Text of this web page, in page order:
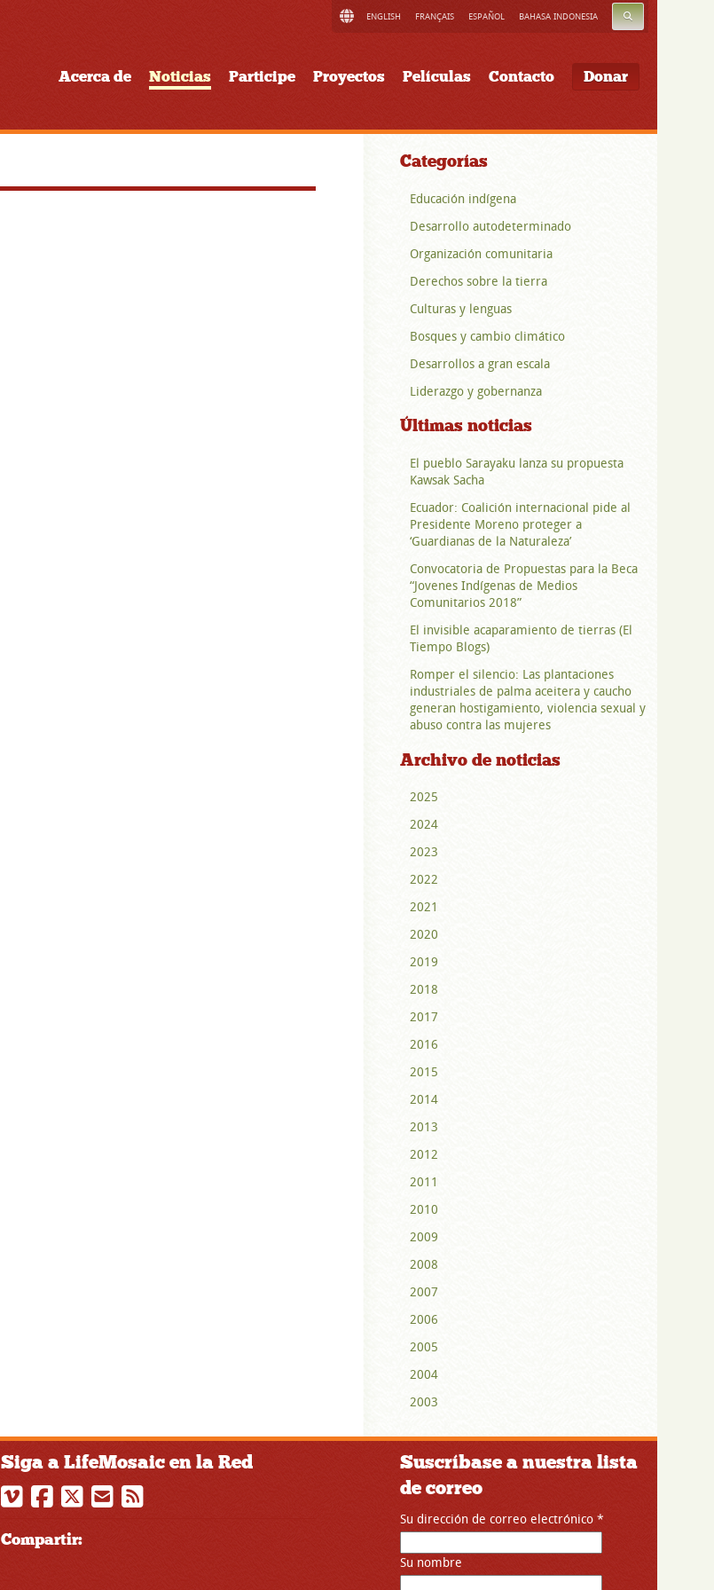
ENGLISH FRANÇAIS ESPAÑOL BAHASA INDONESIA BUSCAR
Acerca de Noticias Participe Proyectos Películas Contacto Donar
Categorías
Educación indígena
Desarrollo autodeterminado
Organización comunitaria
Derechos sobre la tierra
Culturas y lenguas
Bosques y cambio climático
Desarrollos a gran escala
Liderazgo y gobernanza
Últimas noticias
El pueblo Sarayaku lanza su propuesta
Kawsak Sacha
Ecuador: Coalición internacional pide al
Presidente Moreno proteger a
‘Guardianas de la Naturaleza’
Convocatoria de Propuestas para la Beca
“Jovenes Indígenas de Medios
Comunitarios 2018”
El invisible acaparamiento de tierras (El
Tiempo Blogs)
Romper el silencio: Las plantaciones
industriales de palma aceitera y caucho
generan hostigamiento, violencia sexual y
abuso contra las mujeres
Archivo de noticias
2025
2024
2023
2022
2021
2020
2019
2018
2017
2016
2015
2014
2013
2012
2011
2010
2009
2008
2007
2006
2005
2004
2003
Siga a LifeMosaic en la Red
Compartir:
Suscríbase a nuestra lista
de correo
Su dirección de correo electrónico *
Su nombre